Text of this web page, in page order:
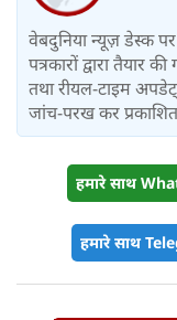
वेबदुनिया न्यूज़ डेस्क पर
पत्रकारों द्वारा तैयार
तथा रीयल-टाइम
जांच-परख कर
हमारे साथ
हमारे साथ